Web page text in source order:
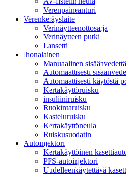
Verenpaineanturi
Verenkeräyslaite
Verinäytteenottosarja
Verinäytteen putki
Lansetti
Ihonalainen
Manuaalinen
Automaattisesti
Automaattisesti käytöstä
Kertakäyttöruisku
insuliiniruisku
Ruokintaruisku
Kasteluruisku
Kertakäyttöneula
Ruiskusuodatin
Autoinjektori
Kertakäyttöinen
PFS-autoinjektori
Uudelleenkäytettävä